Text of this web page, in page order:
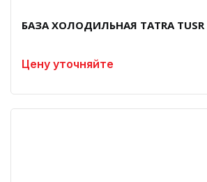
БАЗА ХОЛОДИЛЬНАЯ TATRA TUSR
Цену уточняйте